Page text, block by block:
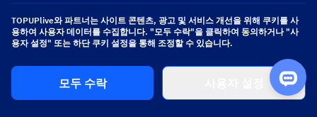
TOPUPlive와 파트너는 사이트 콘텐츠, 광고 및 서비스 개선을 위해 쿠키를 사
용하여 사용자 데이터를 수집합니다. "모두 수락"을 클릭하여 동의하거나 "사
용자 설정" 또는 하단 쿠키 설정을 통해 조정할 수 있습니다.
모두 수락